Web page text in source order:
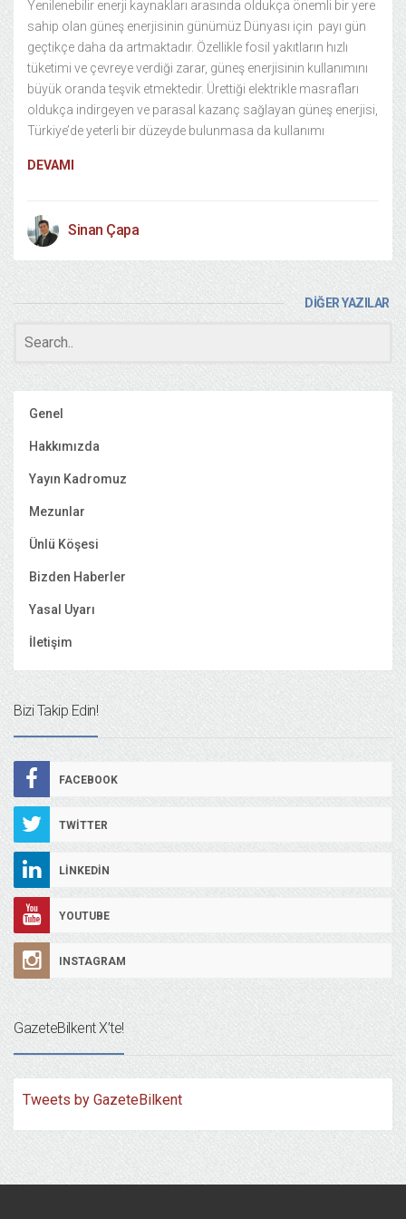
Yenilenebilir enerji kaynakları arasında oldukça önemli bir yere
sahip olan güneş enerjisinin günümüz Dünyası için payı gün
geçtikçe daha da artmaktadır. Özellikle fosil yakıtların hızlı
tüketimi ve çevreye verdiği zarar, güneş enerjisinin kullanımını
büyük oranda teşvik etmektedir. Ürettiği elektrikle masrafları
oldukça indirgeyen ve parasal kazanç sağlayan güneş enerjisi,
Türkiye’de yeterli bir düzeyde bulunmasa da kullanımı
DEVAMI
Sinan Çapa
DİĞER YAZILAR
Genel
Hakkımızda
Yayın Kadromuz
Mezunlar
Ünlü Köşesi
Bizden Haberler
Yasal Uyarı
İletişim
Bizi Takip Edin!
FACEBOOK
TWITTER
LINKEDIN
YOUTUBE
INSTAGRAM
GazeteBilkent X’te!
Tweets by GazeteBilkent